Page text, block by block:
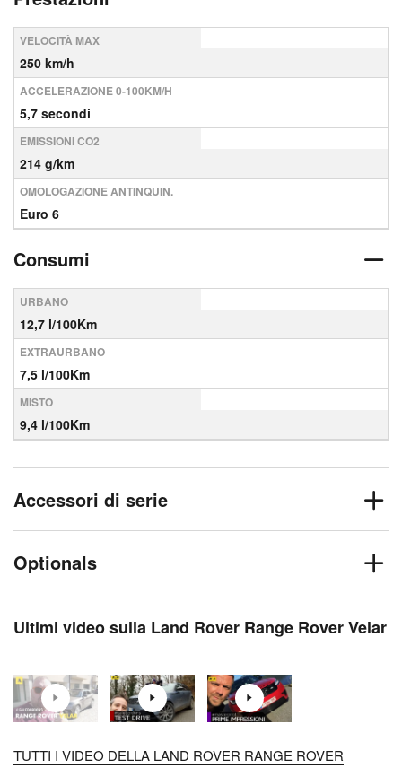
VELOCITÀ MAX
250 km/h
ACCELERAZIONE 0-100KM/H
5,7 secondi
EMISSIONI CO2
214 g/km
OMOLOGAZIONE ANTINQUIN.
Euro 6
Consumi
URBANO
12,7 l/100Km
EXTRAURBANO
7,5 l/100Km
MISTO
9,4 l/100Km
Accessori di serie
Optionals
Ultimi video sulla Land Rover Range Rover Velar
TUTTI I VIDEO DELLA LAND ROVER RANGE ROVER